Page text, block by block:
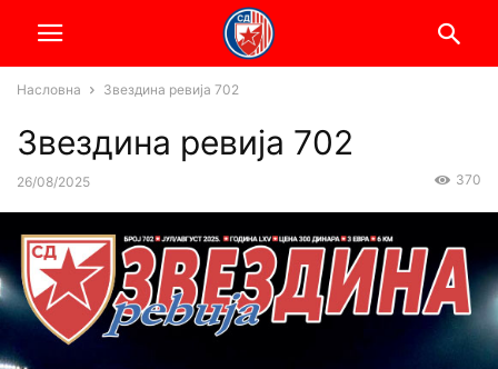
Насловна Звездина ревија 702
Звездина ревија 702
26/08/2025 370